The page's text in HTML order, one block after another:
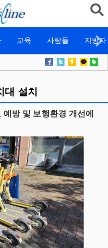
교육 사람들 지방
대 설치
방 및 보행환경 개선에